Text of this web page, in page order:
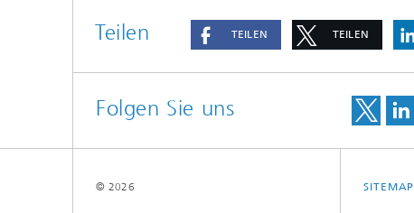
Teilen TEILEN TEILEN
Folgen Sie uns
SITEMAP
© 2026